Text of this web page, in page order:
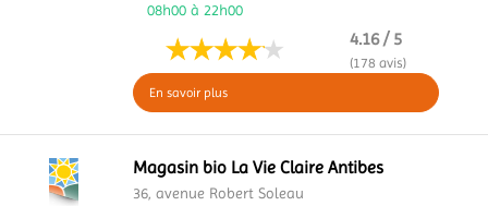
08h00 à 22h00
4.16 / 5
(178 avis)
En savoir plus
Magasin bio La Vie Claire Antibes
36, avenue Robert Soleau